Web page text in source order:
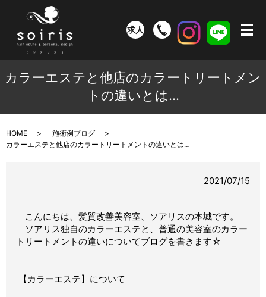
求人 メ
カラーエステと他店のカラートリートメン
トの違いとは…
HOME
施術例ブログ
カラーエステと他店のカラートリートメントの違いとは…
2021/07/15
こんにちは、髪質改善美容室、ソアリスの本城です。
ソアリス独自のカラーエステと、普通の美容室のカラー
トリートメントの違いについてブログを書きます☆
【カラーエステ】について